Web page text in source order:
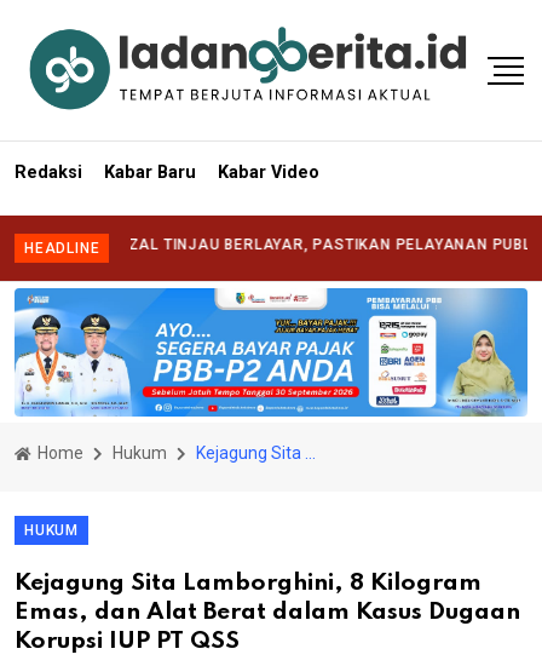
Redaksi Kabar Baru Kabar Video
HEADLINE
SYAFRIZAL TINJAU BERLAYAR, PASTIKAN PELAYANAN PUBLIK HADIR
Home Hukum
HUKUM
Kejagung Sita Lamborghini, 8 Kilogram
Emas, dan Alat Berat dalam Kasus Dugaan
Korupsi IUP PT QSS